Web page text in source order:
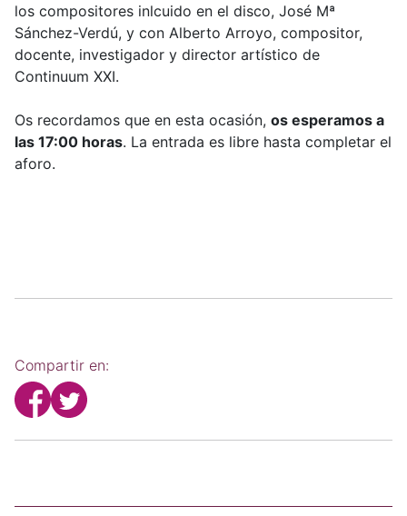
los compositores inlcuido en el disco, José Mª
Sánchez-Verdú, y con Alberto Arroyo, compositor,
docente, investigador y director artístico de
Continuum XXI.
Os recordamos que en esta ocasión, os esperamos a
las 17:00 horas. La entrada es libre hasta completar el
aforo.
Compartir en: